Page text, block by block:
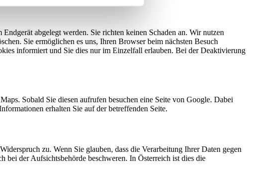
abgelegt werden. Sie richten keinen Schaden an. Wir nutzen
Sie ermöglichen es uns, Ihren Browser beim nächsten Besuch
informiert und Sie dies nur im Einzelfall erlauben. Bei der Deaktivierung
Sobald Sie diesen aufrufen besuchen eine Seite von Google. Dabei
erhalten Sie auf der betreffenden Seite.
zu. Wenn Sie glauben, dass die Verarbeitung Ihrer Daten gegen
bei der Aufsichtsbehörde beschweren. In Österreich ist dies die